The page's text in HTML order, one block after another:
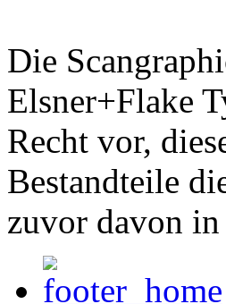
Die
Elsner+Flake
Recht vor,
Bestandteile
zuvor davon